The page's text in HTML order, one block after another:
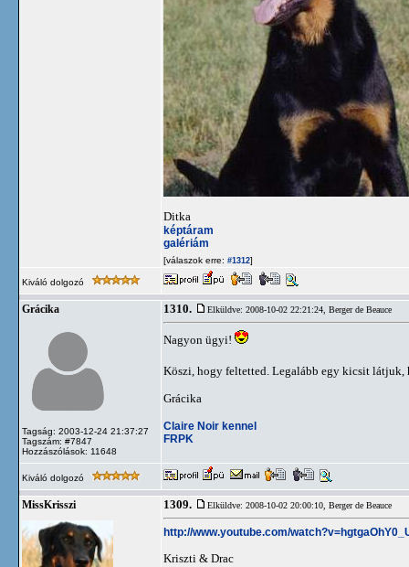
Ditka
képtáram
galériám
[válaszok erre: #1312]
Kiváló dolgozó
Grácika
Tagság: 2003-12-24 21:37:27
Tagszám: #7847
Hozzászólások: 11648
1310. Elküldve: 2008-10-02 22:21:24, Berger de Beauce
Nagyon ügyi!
Köszi, hogy feltetted. Legalább egy kicsit látjuk,
Grácika
Claire Noir kennel
FRPK
Kiváló dolgozó
MissKrisszi 1309. Elküldve: 2008-10-02 20:00:10, Berger de Beauce
http://www.youtube.com/
Kriszti & Drac